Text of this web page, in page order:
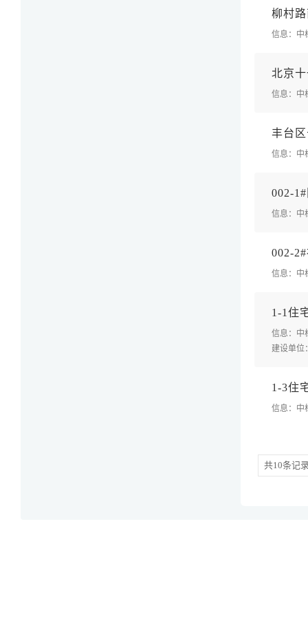
柳村路
信息：中
北京十
信息：中
丰台 区
信息：中
002-1 #
信息：中
002-2#
信息：中
1 -1 住
信息：中
建设单位
1 -3住
信息：中
共10条记